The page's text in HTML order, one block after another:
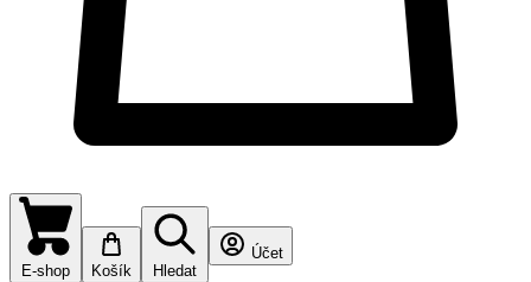
E-shop Košík Hledat
Účet